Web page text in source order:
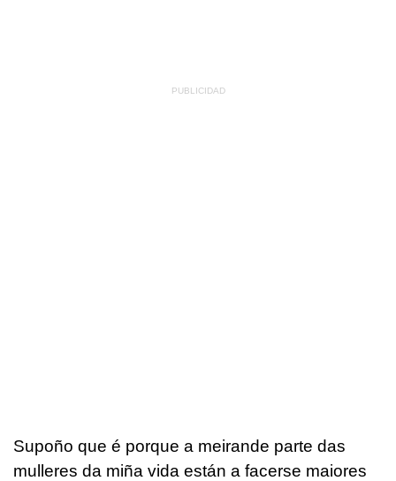
Supoño que é porque a meirande parte das
mulleres da miña vida están a facerse maiores